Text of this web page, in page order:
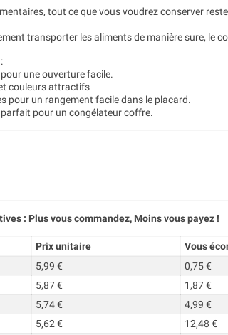
tout ce que vous voudrez conserver
transporter les aliments de manière sure, le
une ouverture facile.
couleurs attractifs
pour un rangement facile dans le placard.
pour un congélateur coffre.
: Plus vous commandez, Moins vous payez !
Prix unitaire
Vous
5,99 €
0,75 €
5,87 €
1,87 €
5,74 €
4,99 €
5,62 €
12,48 €